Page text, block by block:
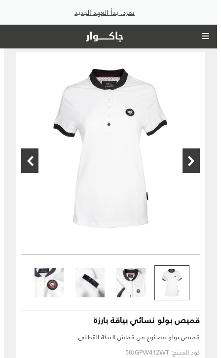
تفرد. بدأ العهد الجديد
قميص بولو نسائي بياقة بارزة
قميص بولو مصنوع من قماش البيكة القطني
كود المنتج: 50JGPW412WT